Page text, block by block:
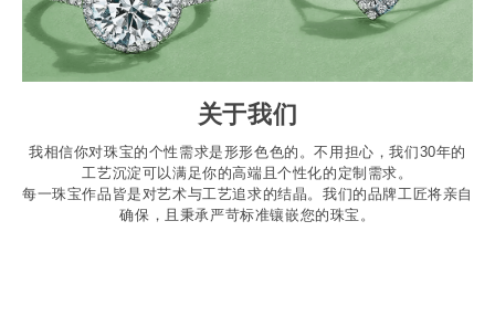
关于我们
我相信你对珠宝的个性需求是形形色色的。不用担心，我们30年的
工艺沉淀可以满足你的高端且个性化的定制需求。
每一珠宝作品皆是对艺术与工艺追求的结晶。我们的品牌工匠将亲自
确保，且秉承严苛标准镶嵌您的珠宝。